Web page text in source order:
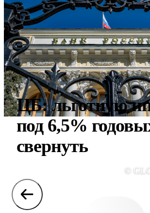
ЦБ: льготную
под 6,5%
свернуть
©